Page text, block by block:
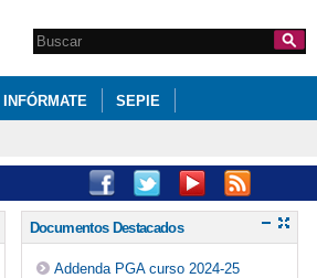
Formulario de
búsqueda
Search this site
INFÓRMATE SEPIE
DEL IESO ÍTACA
Documentos Destacados
Addenda PGA curso 2024-25